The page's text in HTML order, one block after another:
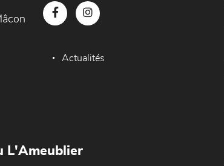
Actualités
L'Ameublier